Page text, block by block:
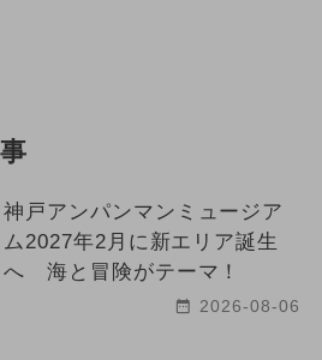
神戸アンパンマンミュージア
ム2027年2月に新エリア誕生
へ 海と冒険がテーマ！
2026-08-06